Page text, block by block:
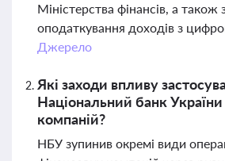
Міністерства фінансів, а
оподаткування доходів з
Джерело
Які заходи впливу
Національний банк
компаній?
НБУ зупинив окремі види